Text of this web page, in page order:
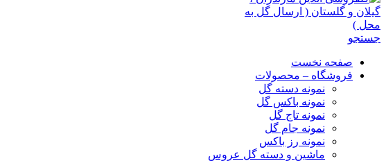
جستجو
صفحه نخست
فروشگاه – محصولات
نمونه دسته گل
نمونه باکس گل
نمونه تاج گل
نمونه جام گل
نمونه رز باکس
ماشین و دسته گل عروس